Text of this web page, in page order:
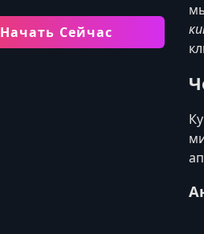
Начать Сейчас